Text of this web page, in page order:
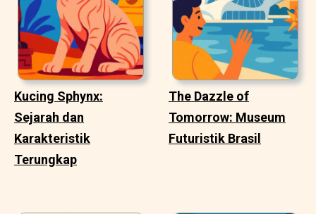
Kucing Sphynx:
Sejarah dan
Karakteristik
Terungkap
The Dazzle of
Tomorrow: Museum
Futuristik Brasil